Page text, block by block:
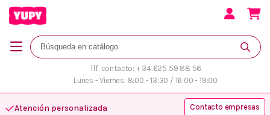
Tlf. contacto: + 34 625 59 88 56
Lunes - Viernes: 8:00 - 13:30 / 16:00 - 19:00
Atención personalizada Contacto empresas